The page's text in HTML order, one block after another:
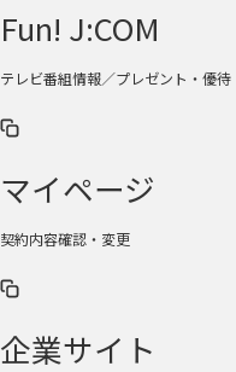
Fun! J:COM
テレビ番組情報／プレゼント・優待
マイページ
契約内容確認・変更
企業サイト